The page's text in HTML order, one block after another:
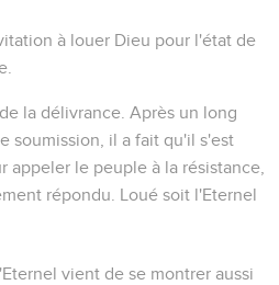
à louer Dieu pour l'état de
la délivrance. Après un long
soumission, il a fait qu'il s'est
appeler le peuple à la résistance,
répondu. Loué soit l'Eternel
vient de se montrer aussi